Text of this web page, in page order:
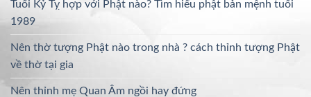
Tuổi Kỷ Tỵ hợp với Phật nào? Tìm hiểu phật bản mệnh tuổi
1989
Nên thờ tượng Phật nào trong nhà ? cách thỉnh tượng Phật
về thờ tại gia
Nên thỉnh mẹ Quan Âm ngồi hay đứng